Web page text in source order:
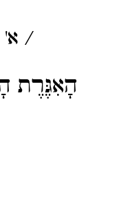
/
הָאִגֶּרֶת